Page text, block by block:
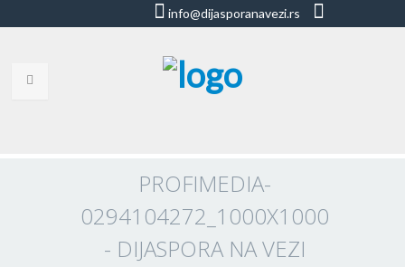
info@dijasporanavezi.rs
VIDEO
O NAMA
PROFIMEDIA-
0294104272_1000X1000
- DIJASPORA NA VEZI